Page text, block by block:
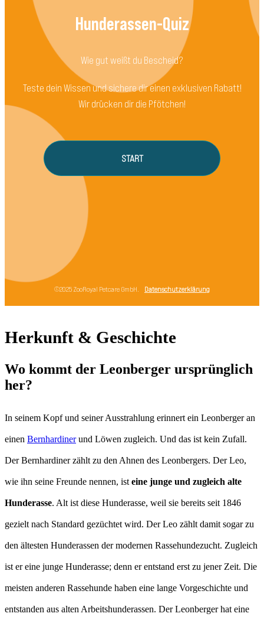
Herkunft & Geschichte
Wo kommt der Leonberger ursprünglich
her?
In seinem Kopf und seiner Ausstrahlung erinnert ein Leonberger an
einen Bernhardinerund Löwen zugleich. Und das ist kein Zufall.
Der Bernhardiner zählt zu den Ahnen des Leonbergers. Der Leo,
wie ihn seine Freunde nennen, ist eine junge und zugleich alte
Hunderasse. Alt ist diese Hunderasse, weil sie bereits seit 1846
gezielt nach Standard gezüchtet wird. Der Leo zählt damit sogar zu
den ältesten Hunderassen der modernen Rassehundezucht. Zugleich
ist er eine junge Hunderasse; denn er entstand erst zu jener Zeit. Die
meisten anderen Rassehunde haben eine lange Vorgeschichte und
entstanden aus alten Arbeitshunderassen. Der Leonberger hat eine